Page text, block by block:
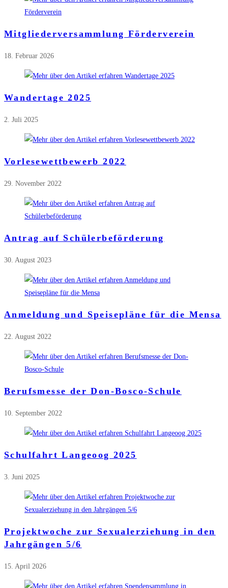
Mitgliederversammlung Förderverein
18. Februar 2026
Wandertage 2025
2. Juli 2025
Vorlesewettbewerb 2022
29. November 2022
Antrag auf Schülerbeförderung
30. August 2023
Anmeldung und Speisepläne für die Mensa
22. August 2022
Berufsmesse der Don-Bosco-Schule
10. September 2022
Schulfahrt Langeoog 2025
3. Juni 2025
Projektwoche zur Sexualerziehung in den
Jahrgängen 5/6
15. April 2026